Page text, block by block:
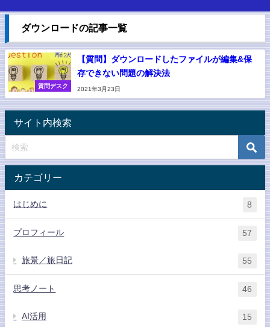
ダウンロードの記事一覧
質問デスク
【質問】ダウンロードしたファイルが編集&保
存できない問題の解決法
2021年3月23日
サイト内検索
カテゴリー
はじめに 8
プロフィール 57
旅景／旅日記 55
思考ノート 46
AI活用 15